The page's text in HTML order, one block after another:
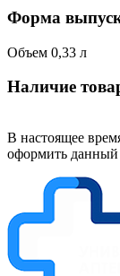
Форма
Объем 0,33 л
Наличие
В настоящее
оформить данный